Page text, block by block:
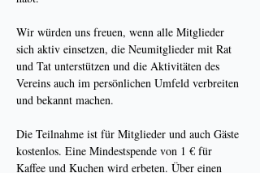
Wir würden uns freuen, wenn alle Mitglieder
sich aktiv einsetzen, die Neumitglieder mit Rat
und Tat unterstützen und die Aktivitäten des
Vereins auch im persönlichen Umfeld verbreiten
und bekannt machen.
Die Teilnahme ist für Mitglieder und auch Gäste
kostenlos. Eine Mindestspende von 1 € für
Kaffee und Kuchen wird erbeten. Über einen